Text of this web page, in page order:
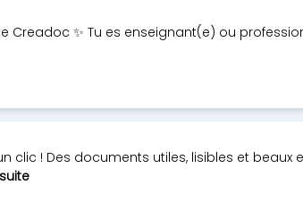
Creadoc ✨ Tu es enseignant(e) ou
clic ! Des documents utiles, lisibles et beaux